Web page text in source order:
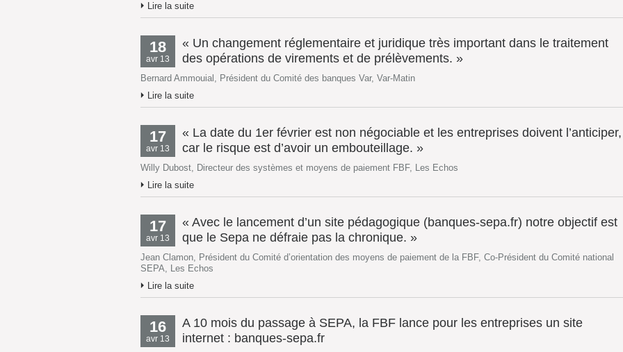
Lire la suite
18
avr 13
« Un changement réglementaire et juridique très important dans le traitement
des opérations de virements et de prélèvements. »
Bernard Ammouial, Président du Comité des banques Var, Var-Matin
Lire la suite
17
avr 13
« La date du 1er février est non négociable et les entreprises doivent l’anticiper,
car le risque est d’avoir un embouteillage. »
Willy Dubost, Directeur des systèmes et moyens de paiement FBF, Les Echos
Lire la suite
17
avr 13
« Avec le lancement d’un site pédagogique (banques-sepa.fr) notre objectif est
que le Sepa ne défraie pas la chronique. »
Jean Clamon, Président du Comité d’orientation des moyens de paiement de la FBF, Co-Président du Comité national
SEPA, Les Echos
Lire la suite
16
avr 13
A 10 mois du passage à SEPA, la FBF lance pour les entreprises un site
internet : banques-sepa.fr